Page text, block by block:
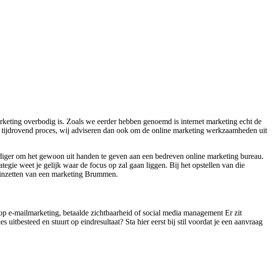
overbodig is. Zoals we eerder hebben genoemd is internet marketing echt de
proces, wij adviseren dan ook om de online marketing werkzaamheden uit
om het gewoon uit handen te geven aan een bedreven online marketing bureau.
weet je gelijk waar de focus op zal gaan liggen. Bij het opstellen van die
van een marketing Brummen.
mailmarketing, betaalde zichtbaarheid of social media management Er zit
en stuurt op eindresultaat? Sta hier eerst bij stil voordat je een aanvraag